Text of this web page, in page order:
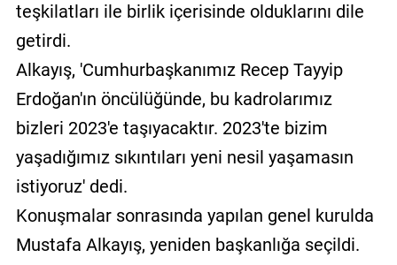
teşkilatları ile birlik içerisinde olduklarını dile
getirdi.
Alkayış, 'Cumhurbaşkanımız Recep Tayyip
Erdoğan'ın öncülüğünde, bu kadrolarımız
bizleri 2023'e taşıyacaktır. 2023'te bizim
yaşadığımız sıkıntıları yeni nesil yaşamasın
istiyoruz' dedi.
Konuşmalar sonrasında yapılan genel kurulda
Mustafa Alkayış, yeniden başkanlığa seçildi.